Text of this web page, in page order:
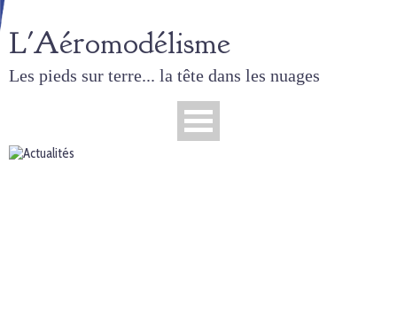
L'Aéromodélisme
Les pieds sur terre... la tête dans les nuages